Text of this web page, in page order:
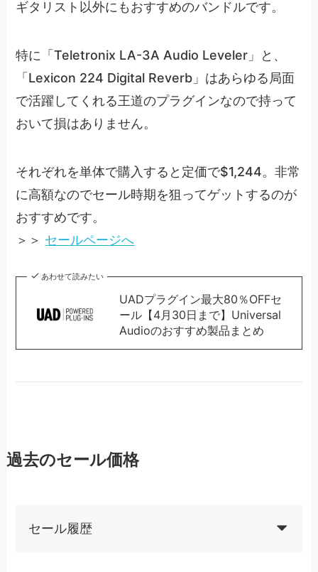
ギタリスト以外にもおすすめのバンドルです。
特に「Teletronix LA-3A Audio Leveler」と、
「Lexicon 224 Digital Reverb」はあらゆる局面
で活躍してくれる王道のプラグインなので持って
おいて損はありません。
それぞれを単体で購入すると定価で$1,244。非常
に高額なのでセール時期を狙ってゲットするのが
おすすめです。
＞＞ セールページへ
あわせて読みたい
UADプラグイン最大80％OFFセ
ール【4月30日まで】Universal
Audioのおすすめ製品まとめ
過去のセール価格
セール履歴